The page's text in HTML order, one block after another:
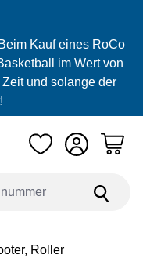
Kauf eines RoCo
im Wert von
und solange der
Roller